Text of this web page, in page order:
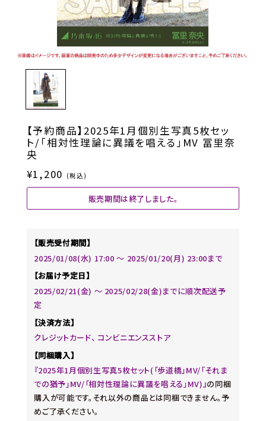
【予約商品】2025年1月個別生写真5枚セッ
ト/「相対性理論に異議を唱える」MV 冨里奈
央
¥1,200 (税込)
販売期間は終了しました。
【販売受付期間】
2025/01/08(水) 17:00 〜 2025/01/20(月) 23:00まで
【お届け予定日】
2025/02/21(金) 〜 2025/02/28(金)までに順次配送予
定
【決済方法】
クレジットカード、 コンビニエンスストア
【同梱購入】
『2025年1月個別生写真5枚セット(「歩道橋」MV/「それま
での猶予」MV/「相対性理論に異議を唱える」MV)』の同梱
購入が可能です。それ以外の商品とは同梱できません。予
めご了承ください。